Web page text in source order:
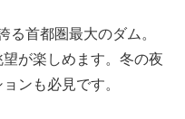
る首都圏最大のダム。
が楽しめます。冬の夜
ンも必見です。